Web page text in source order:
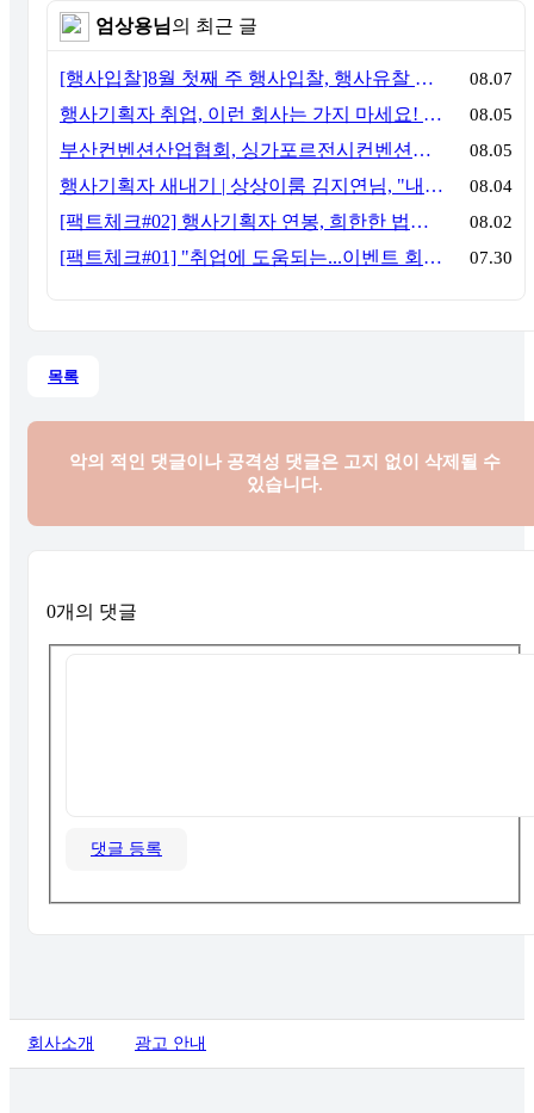
엄상용님의 최근 글
[행사입찰]8월 첫째 주 행사입찰, 행사유찰 결과 08.07
행사기획자 취업, 이런 회사는 가지 마세요! 신입이 꼭 알아야 할 5가지 기준[이벤트산업 팩트체크#3] 08.05
부산컨벤션산업협회, 싱가포르전시컨벤션협회(SACEOS)와 업무협약 체결… 아시아 마이스 협력 확대 08.05
행사기획자 새내기 | 상상이룸 김지연님, "내 맘대로, 내 뜻대로 행사를 만든다 08.04
[팩트체크#02] 행사기획자 연봉, 희한한 법칙~ '첨에는 비실, 3년만 지나면 튼실' 08.02
[팩트체크#01] "취업에 도움되는...이벤트 회사, 어떻게 구분할까?"… 1인당 매출 '3억 원'의 법칙 07.30
목록
악의 적인 댓글이나 공격성 댓글은 고지 없이 삭제될 수
있습니다.
0개의 댓글
댓글 등록
회사소개 광고 안내